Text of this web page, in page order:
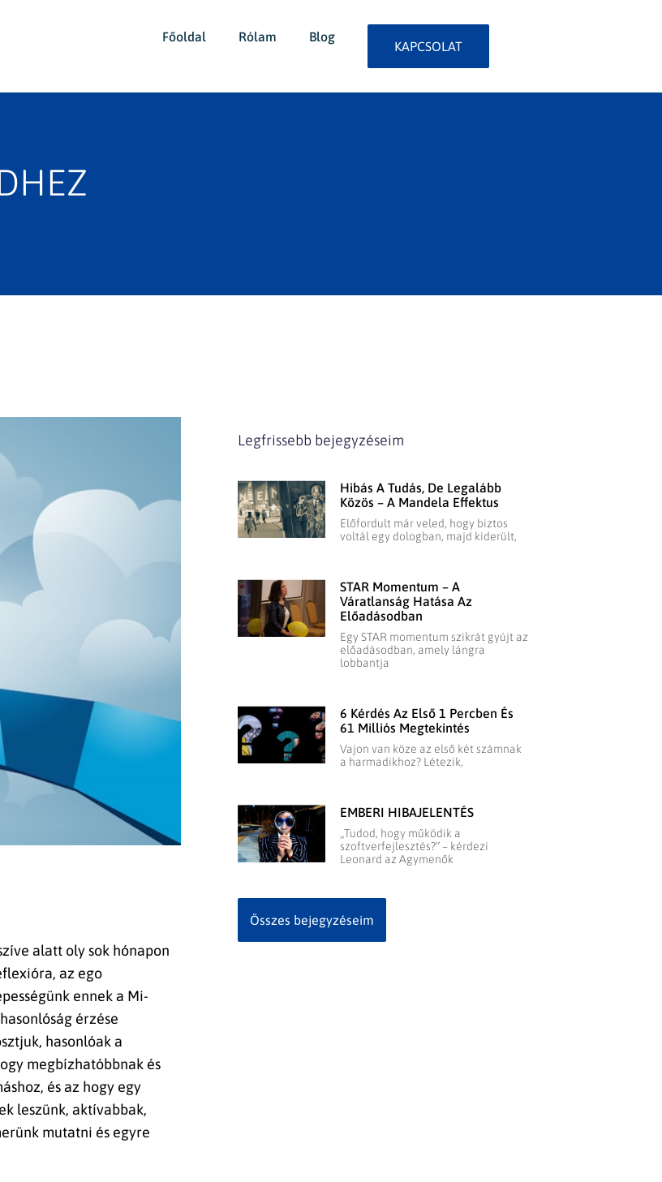
Főoldal Rólam Blog
KAPCSOLAT
alatt oly sok hónapon
az ego
ennek a Mi-
érzése
hasonlóak a
megbízhatóbbnak és
és az hogy egy
leszünk, aktívabbak,
mutatni és egyre
Legfrissebb bejegyzéseim
Hibás A Tudás, De Legalább
Közös – A Mandela Effektus
Előfordult már veled, hogy biztos
voltál egy dologban, majd kiderült,
STAR Momentum – A
Váratlanság Hatása Az
Előadásodban
Egy STAR momentum szikrát gyújt az
előadásodban, amely lángra
lobbantja
6 Kérdés Az Első 1 Percben És
61 Milliós Megtekintés
Vajon van köze az első két számnak
a harmadikhoz? Létezik,
EMBERI HIBAJELENTÉS
„Tudod, hogy működik a
szoftverfejlesztés?” – kérdezi
Leonard az Agymenők
Összes bejegyzéseim